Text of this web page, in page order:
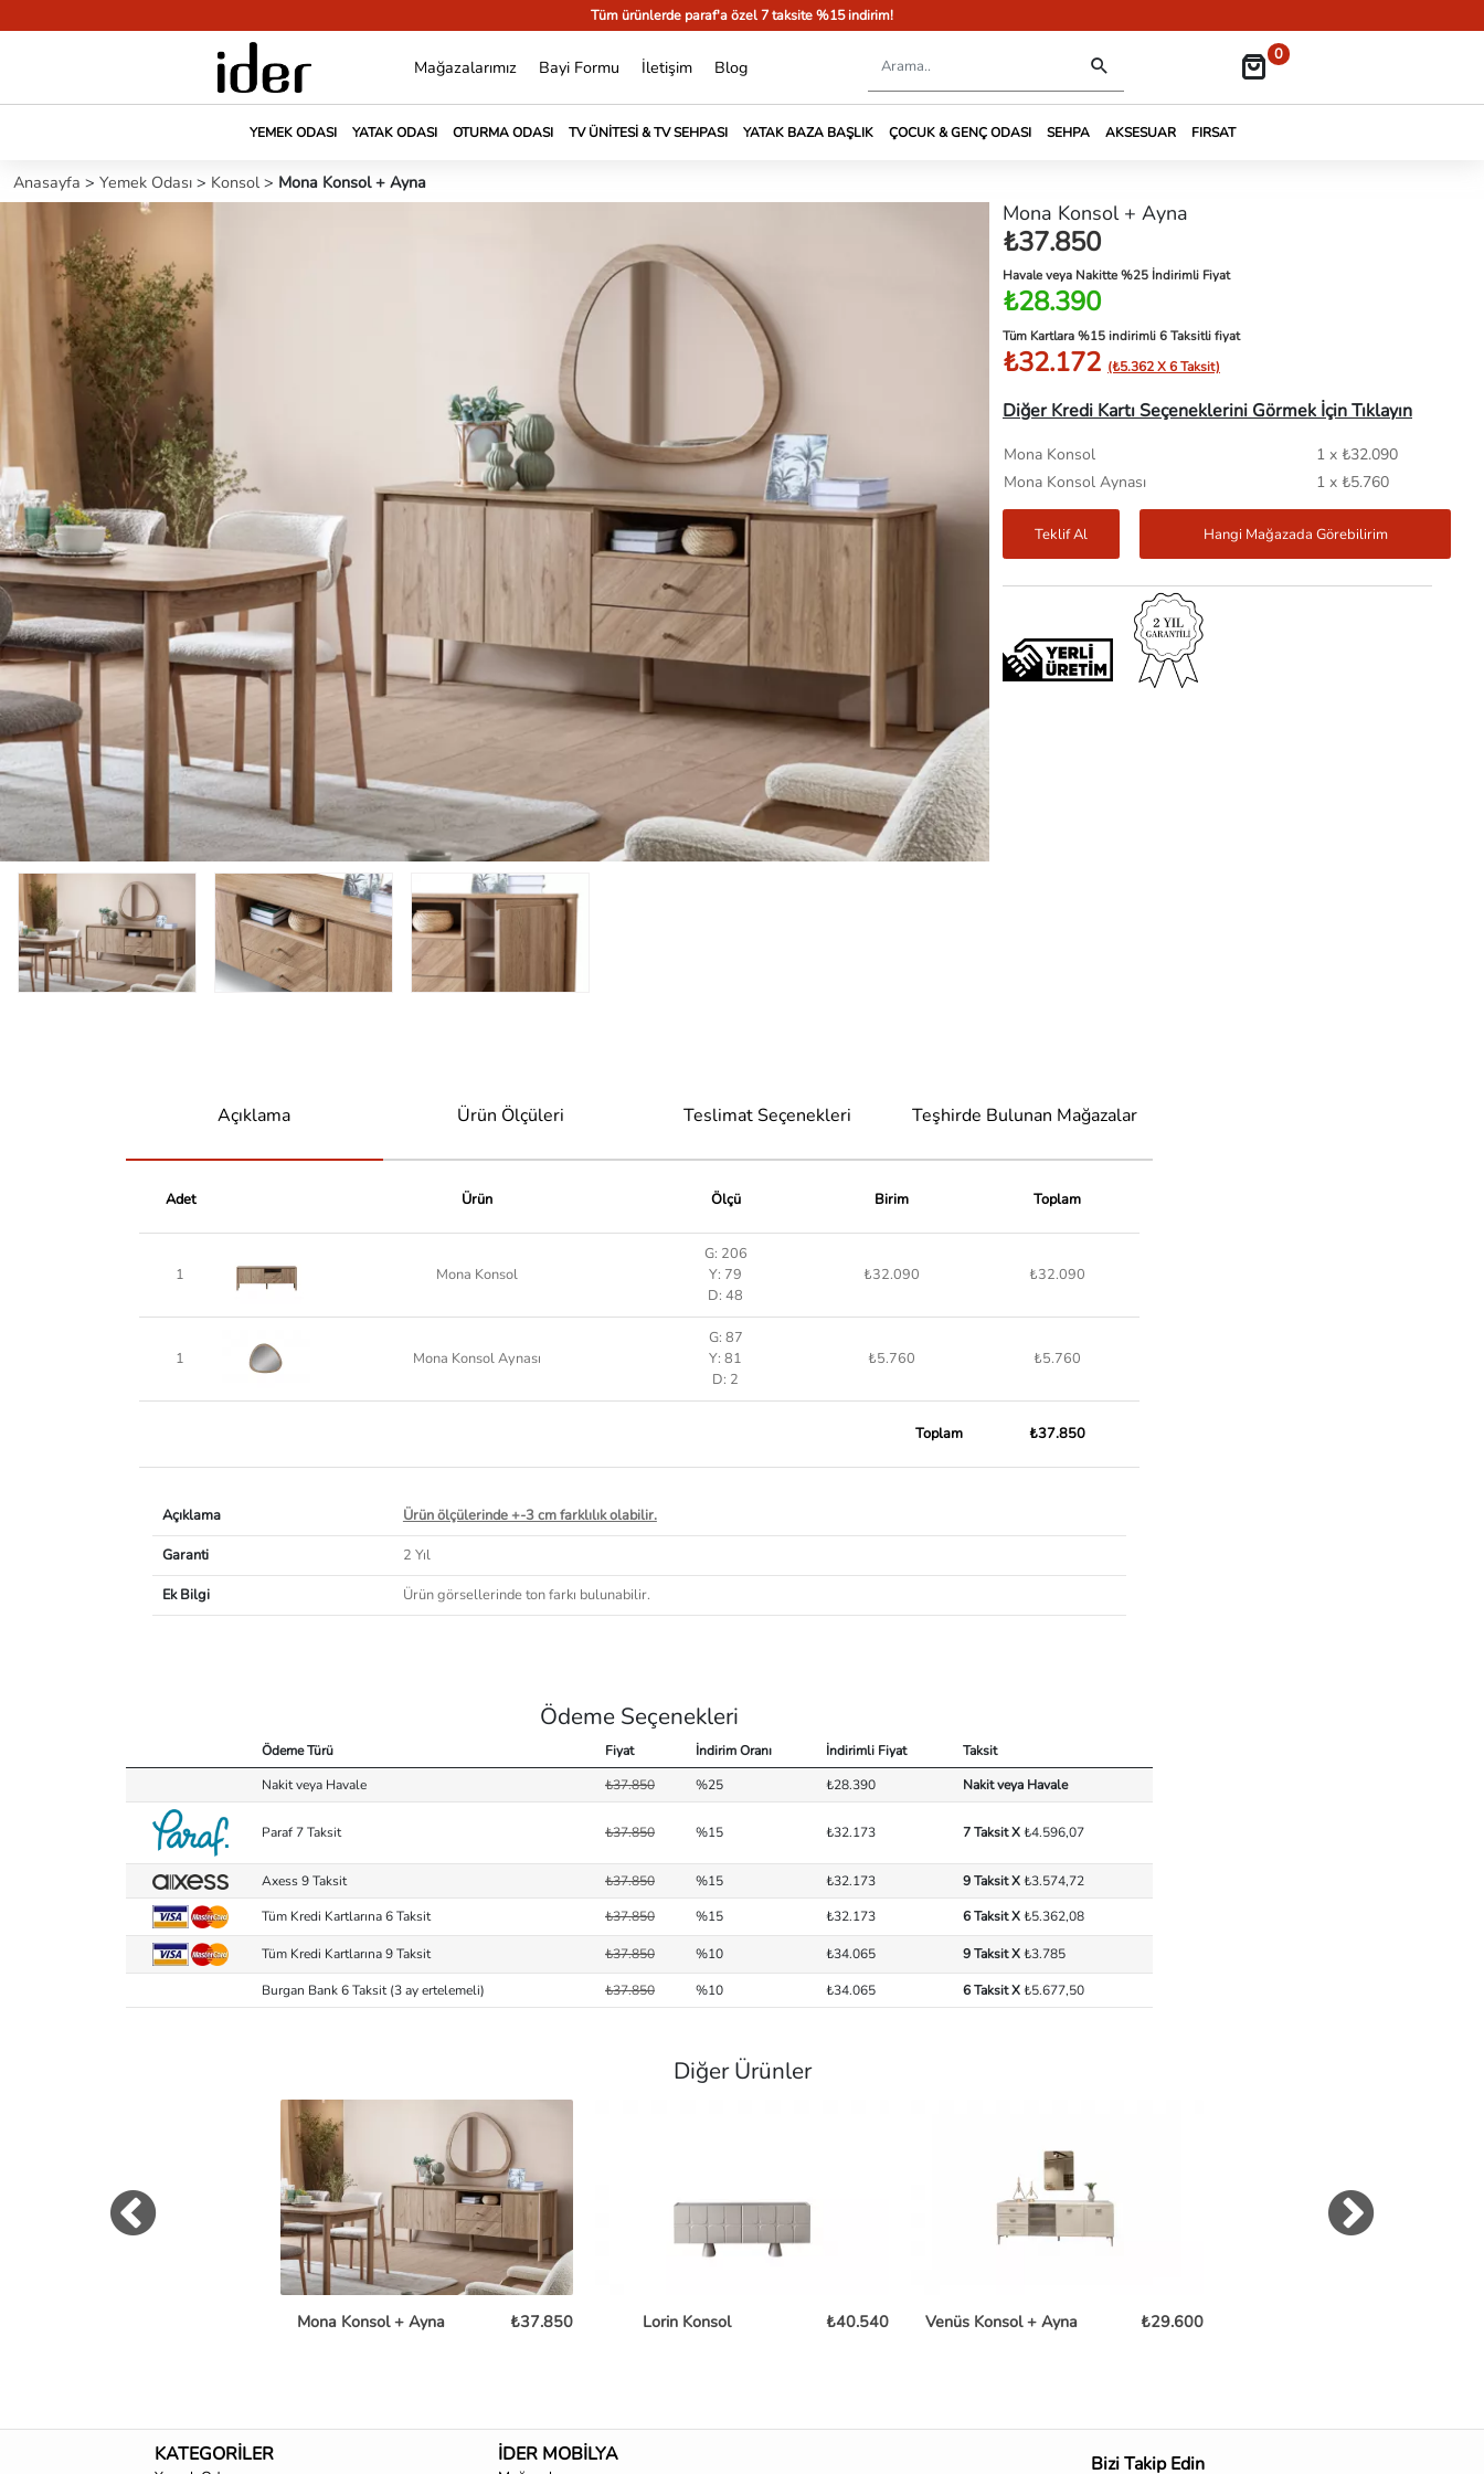
Tüm ürünlerde paraf'a özel 7 taksite %15 indirim!
Mağazalarımız Bayi Formu İletişim Blog
0
YEMEK ODASI YATAK ODASI OTURMA ODASI TV ÜNITESI & TV SEHPASI YATAK BAZA BAŞLIK ÇOCUK & GENÇ ODASI SEHPA AKSESUAR FIRSAT
Anasayfa > Yemek Odası > Konsol > Mona Konsol + Ayna
Mona Konsol + Ayna
₺37.850
Havale veya Nakitte %25 İndirimli Fiyat
₺28.390
Tüm Kartlara %15 indirimli 6 Taksitli fiyat
₺32.172 (₺5.362 X 6 Taksit)
Diğer Kredi Kartı Seçeneklerini Görmek İçin Tıklayın
Mona Konsol
1 x ₺32.090
Mona Konsol Aynası
1 x ₺5.760
Teklif Al Hangi Mağazada Görebilirim
Açıklama Ürün Ölçüleri Teslimat Seçenekleri Teşhirde Bulunan Mağazalar
Adet Ürün Ölçü Birim Toplam
1 Mona Konsol
G: 206
Y: 79
D: 48
₺32.090 ₺32.090
1 Mona Konsol Aynası
G: 87
Y: 81
D: 2
₺5.760 ₺5.760
Toplam ₺37.850
Açıklama
Ürün ölçülerinde +-3 cm farklılık olabilir.
Garanti
2 Yıl
Ek Bilgi
Ürün görsellerinde ton farkı bulunabilir.
Ödeme Seçenekleri
Ödeme Türü Fiyat İndirim Oranı İndirimli Fiyat
Taksit
Nakit veya Havale
₺37.850 %25 ₺28.390 Nakit veya Havale
Paraf 7 Taksit ₺37.850 %15 ₺32.173 7 Taksit X₺4.596,07
Axess 9 Taksit ₺37.850 %15 ₺32.173 9 Taksit X₺3.574,72
Tüm Kredi Kartlarına 6 Taksit
₺37.850 %15 ₺32.173 6 Taksit X₺5.362,08
Tüm Kredi Kartlarına 9 Taksit ₺37.850 %10 ₺34.065 9 Taksit X₺3.785
Burgan Bank 6 Taksit (3 ay ertelemeli) ₺37.850 %10 ₺34.065 6 Taksit X₺5.677,50
Diğer Ürünler
Mona Konsol + Ayna ₺37.850 Lorin Konsol ₺40.540 Venüs Konsol + Ayna ₺29.600
KATEGORİLER İDER MOBİLYA Bizi Takip Edin